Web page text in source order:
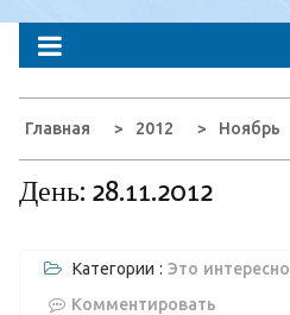
Главная 2012 Ноябрь
День: 28.11.2012
Категории : Это интересно
Комментировать